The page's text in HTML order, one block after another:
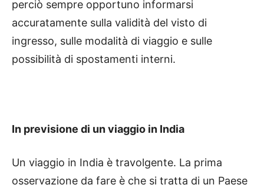
perciò sempre opportuno informarsi
accuratamente sulla validità del visto di
ingresso, sulle modalità di viaggio e sulle
possibilità di spostamenti interni.
In previsione di un viaggio in India
Un viaggio in India è travolgente. La prima
osservazione da fare è che si tratta di un Paese